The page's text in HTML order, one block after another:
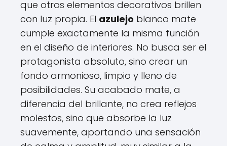
que otros elementos decorativos brillen
con luz propia. El azulejo blanco mate
cumple exactamente la misma función
en el diseño de interiores. No busca ser el
protagonista absoluto, sino crear un
fondo armonioso, limpio y lleno de
posibilidades. Su acabado mate, a
diferencia del brillante, no crea reflejos
molestos, sino que absorbe la luz
suavemente, aportando una sensación